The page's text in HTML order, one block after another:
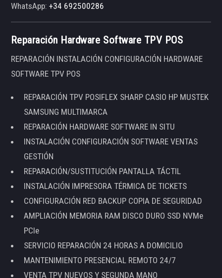
WhatsApp:+34 692500286
Reparación Hardware Software TPV POS
REPARACIÓN INSTALACIÓN CONFIGURACIÓN HARDWARE
SOFTWARE TPV POS
REPARACIÓN TPV POSIFLEX SHARP CASIO HP MUSTEK
SAMSUNG MULTIMARCA
REPARACIÓN HARDWARE SOFTWARE IN SITU
INSTALACIÓN CONFIGURACIÓN SOFTWARE VENTAS
GESTIÓN
REPARACIÓN/SUSTITUCIÓN PANTALLA TÁCTIL
INSTALACIÓN IMPRESORA TÉRMICA DE TICKETS
CONFIGURACIÓN RED BACKUP COPIA DE SEGURIDAD
AMPLIACIÓN MEMORIA RAM DISCO DURO SSD NVMe
PCIe
SERVICIO REPARACIÓN 24 HORAS A DOMICILIO
MANTENIMIENTO PRESENCIAL REMOTO 24/7
VENTA TPV NUEVOS Y SEGUNDA MANO